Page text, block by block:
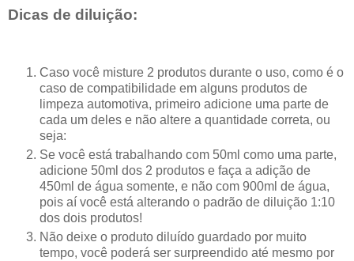
Dicas de diluição:
Caso você misture 2 produtos durante o uso, como é o
caso de compatibilidade em alguns produtos de
limpeza automotiva, primeiro adicione uma parte de
cada um deles e não altere a quantidade correta, ou
seja:
Se você está trabalhando com 50ml como uma parte,
adicione 50ml dos 2 produtos e faça a adição de
450ml de água somente, e não com 900ml de água,
pois aí você está alterando o padrão de diluição 1:10
dos dois produtos!
Não deixe o produto diluído guardado por muito
tempo, você poderá ser surpreendido até mesmo por